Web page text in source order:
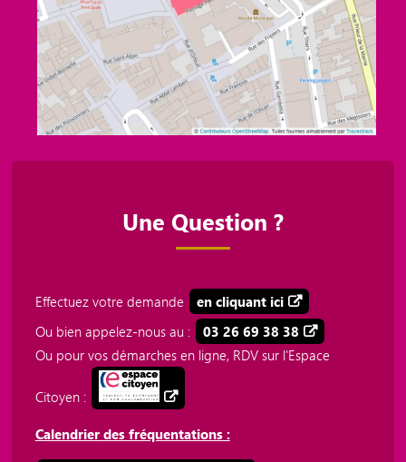
Une Question ?
Effectuez votre demande
en cliquant ici
Ou bien appelez-nous au :
03 26 69 38 38
Ou pour vos démarches en ligne, RDV sur l'Espace
Citoyen :
Calendrier des fréquentations :